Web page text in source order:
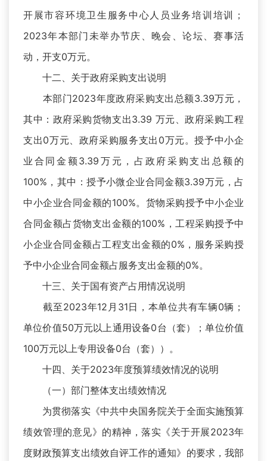
开展市容环境卫生服务中心人员业务培训培训；
2023年本部门未举办节庆、晚会、论坛、赛事活
动，开支0万元。
十二、关于政府采购支出说明
本部门2023年度政府采购支出总额3.39万元，
其中：政府采购货物支出3.39 万元、政府采购工程
支出0万元、政府采购服务支出0万元。授予中小企
业合同金额3.39万元，占政府采购支出总额的
100%，其中：授予小微企业合同金额3.39万元，占
中小企业合同金额的100%。货物采购授予中小企业
合同金额占货物支出金额的100%，工程采购授予中
小企业合同金额占工程支出金额的0%，服务采购授
予中小企业合同金额占服务支出金额的0%。
十三、关于国有资产占用情况说明
截至2023年12月31日，本单位共有车辆0辆；
单位价值50万元以上通用设备0台（套）；单位价值
100万元以上专用设备0台（套））。
十四、关于2023年度预算绩效情况的说明
（一）部门整体支出绩效情况
为贯彻落实《中共中央国务院关于全面实施预算
绩效管理的意见》的精神，落实《关于开展2023年
度财政预算支出绩效自评工作的通知》的要求，我部